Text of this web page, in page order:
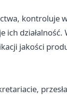
kontroluje
działalność.
jakości